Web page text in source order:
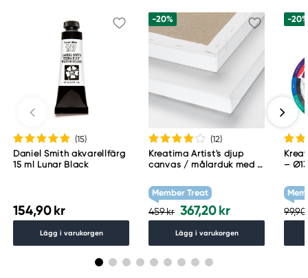
(15)
Daniel Smith akvarellfärg
15 ml Lunar Black
154,90 kr
Lägg i varukorgen
-20%
(12)
Kreatima Artist's djup
canvas / målarduk med 4
g/m²
Member Treat
459 kr 367,20 kr
Lägg i varukorgen
-
–